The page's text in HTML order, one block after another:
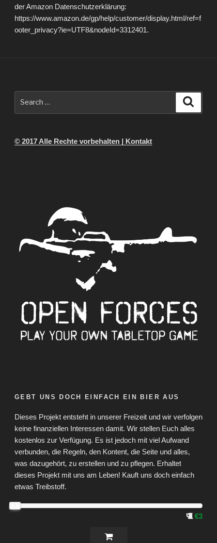
der Amazon Datenschutzerklärung:
https://www.amazon.de/gp/help/customer/display.html/ref=f
ooter_privacy?ie=UTF8&nodeId=3312401.
© 2017 Alle Rechte vorbehalten | Kontakt
GEBT UNS DOCH EINFACH EIN BIER AUS
Dieses Projekt entsteht in unserer Freizeit und wir verfolgen
keine finanziellen Interessen damit. Wir stellen Euch alles
kostenlos zur Verfügung. Es ist jedoch mit viel Aufwand
verbunden, die Regeln, den Kontent, die Seite und alles,
was dazugehört, zu erstellen und zu pflegen. Erhaltet
dieses Projekt mit uns am Leben! Kauft uns doch einfach
etwas Treibstoff.
€3